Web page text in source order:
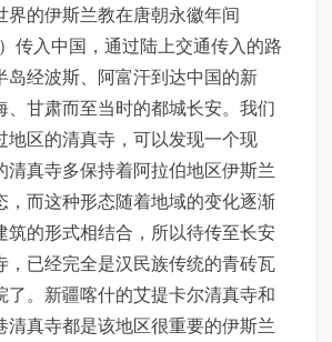
界的伊斯兰教在唐朝永徽年间
传入中国，通过陆上交通传入的路
岛经波斯、阿富汗到达中国的新
、甘肃而至当时的都城长安。我们
地区的清真寺，可以发现一个现
清真寺多保持着阿拉伯地区伊斯兰
，而这种形态随着地域的变化逐渐
筑的形式相结合，所以待传至长安
，已经完全是汉民族传统的青砖瓦
了。新疆喀什的艾提卡尔清真寺和
清真寺都是该地区很重要的伊斯兰